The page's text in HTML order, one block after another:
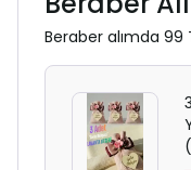
Beraber alımda 99